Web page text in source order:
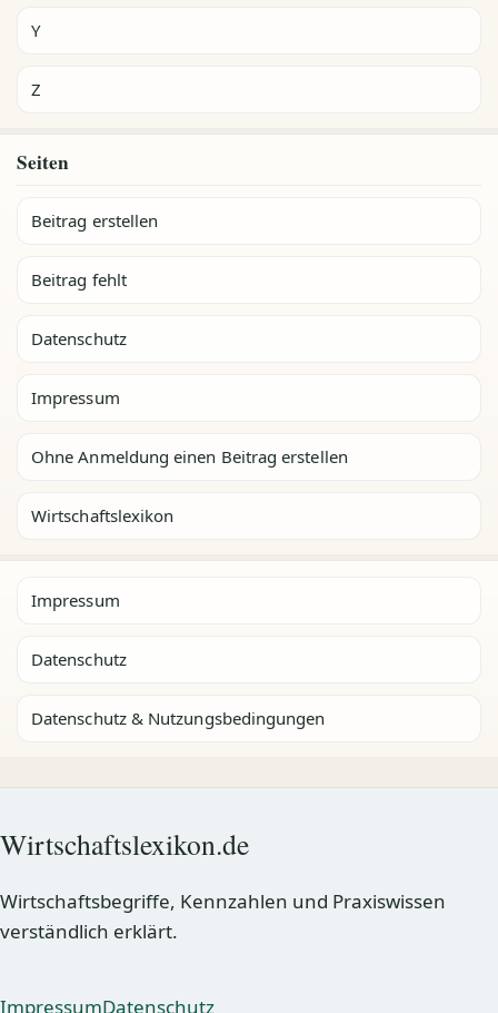
Y
Z
Seiten
Beitrag erstellen
Beitrag fehlt
Datenschutz
Impressum
Ohne Anmeldung einen Beitrag erstellen
Wirtschaftslexikon
Impressum
Datenschutz
Datenschutz & Nutzungsbedingungen
Wirtschaftslexikon.de
Wirtschaftsbegriffe, Kennzahlen und Praxiswissen
verständlich erklärt.
ImpressumDatenschutz